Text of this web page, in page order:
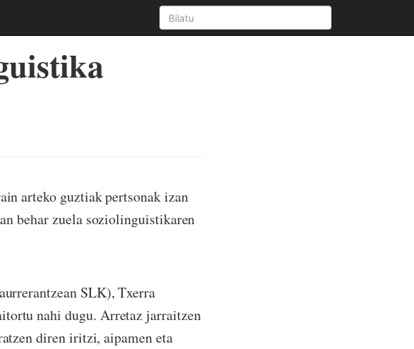
arteko guztiak pertsonak izan
behar zuela soziolinguistikaren
SLK), Txerra
nahi dugu. Arretaz jarraitzen
diren iritzi, aipamen eta